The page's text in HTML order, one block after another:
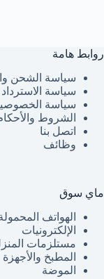
روابط هامة
سياسة الشحن
سياسة الاسترداد
سياسة
الشروط
اتصل بنا
وظائف
ماي سوق
الهواتف
الإلكترونيات
مستلزمات
المطبخ والأجهزة
الموضة